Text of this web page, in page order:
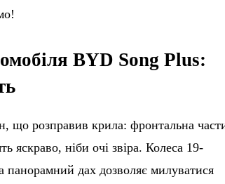
BYD Song Plus:
що розправив крила: фронтальна
яскраво, ніби очі звіра. Колеса 19-
панорамний дах дозволяє милуватися